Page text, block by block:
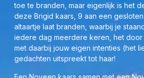
Ook kan je tijdens het bidden en
maken van mijn Healing Tools welke
geactiveerd zijn door de Aartsengel
Maria etc. Kijk hiervoor bij de
Healing Tools in categorie 03c)
aan mijn Inwijdings Logo van de
Koop je deze zgn ‘Taal van Licht’
toe te branden, maar eigenlijk is het
deze Brigid kaars, 9 aan een
altaartje laat branden, waarbij je
iedere dag meerdere keren, het
met daarbij jouw eigen intenties (het
gedachten uitspreekt tot haar!